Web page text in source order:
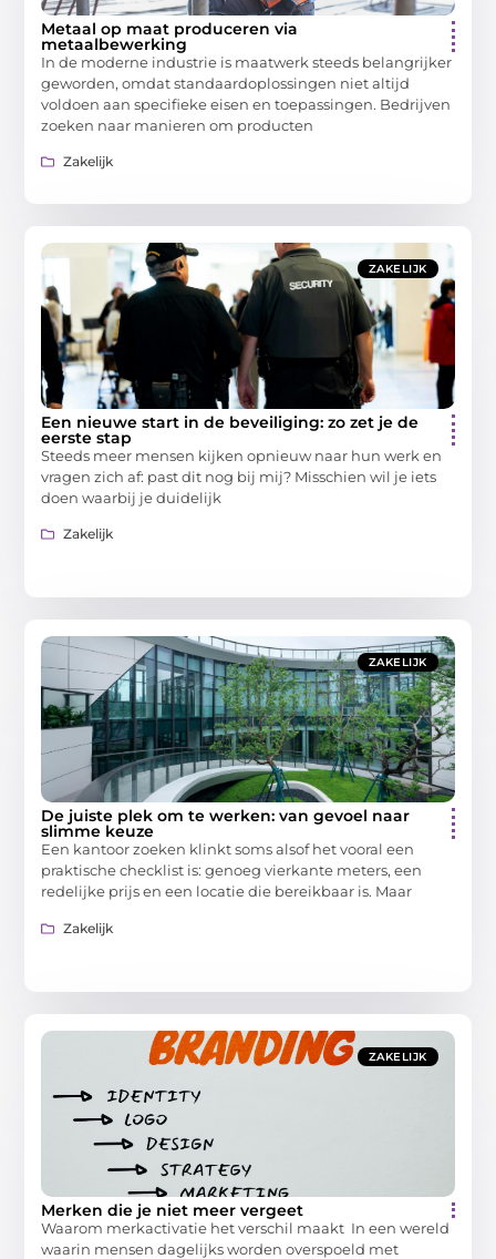
Metaal op maat produceren via
metaalbewerking
In de moderne industrie is maatwerk steeds belangrijker
geworden, omdat standaardoplossingen niet altijd
voldoen aan specifieke eisen en toepassingen. Bedrijven
zoeken naar manieren om producten
Zakelijk
ZAKELIJK
Een nieuwe start in de beveiliging: zo zet je de
eerste stap
Steeds meer mensen kijken opnieuw naar hun werk en
vragen zich af: past dit nog bij mij? Misschien wil je iets
doen waarbij je duidelijk
Zakelijk
ZAKELIJK
De juiste plek om te werken: van gevoel naar
slimme keuze
Een kantoor zoeken klinkt soms alsof het vooral een
praktische checklist is: genoeg vierkante meters, een
redelijke prijs en een locatie die bereikbaar is. Maar
Zakelijk
ZAKELIJK
Merken die je niet meer vergeet
Waarom merkactivatie het verschil maakt In een wereld
waarin mensen dagelijks worden overspoeld met